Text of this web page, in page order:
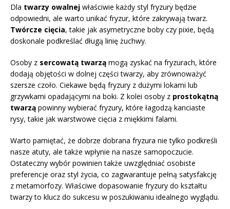
Dla twarzy owalnej właściwie każdy styl fryzury będzie
odpowiedni, ale warto unikać fryzur, które zakrywają twarz.
Twórcze cięcia, takie jak asymetryczne boby czy pixie, będą
doskonale podkreślać długą linię żuchwy.
Osoby z sercowatą twarzą mogą zyskać na fryzurach, które
dodają objętości w dolnej części twarzy, aby zrównoważyć
szersze czoło. Ciekawe będą fryzury z dużymi lokami lub
grzywkami opadającymi na boki. Z kolei osoby z prostokątną
twarzą powinny wybierać fryzury, które łagodzą kanciaste
rysy, takie jak warstwowe cięcia z miękkimi falami.
Warto pamiętać, że dobrze dobrana fryzura nie tylko podkreśli
nasze atuty, ale także wpłynie na nasze samopoczucie.
Ostateczny wybór powinien także uwzględniać osobiste
preferencje oraz styl życia, co zagwarantuje pełną satysfakcję
z metamorfozy. Właściwe dopasowanie fryzury do kształtu
twarzy to klucz do sukcesu w poszukiwaniu idealnego wyglądu.